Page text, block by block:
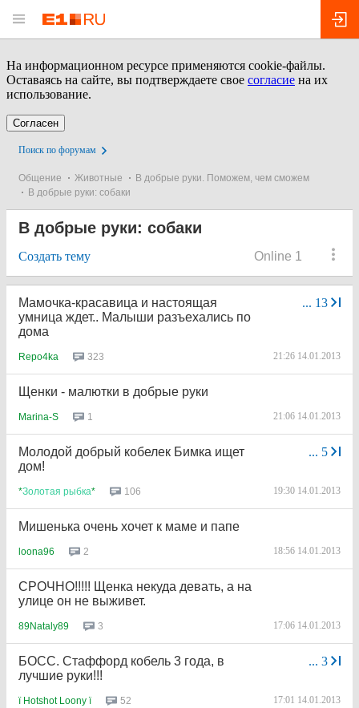
На информационном ресурсе применяются cookie-файлы.
Оставаясь на сайте, вы подтверждаете свое согласие на их
использование.
Согласен
Поиск по форумам
Общение Животные
В добрые руки. Поможем, чем сможем
В добрые руки: собаки
В добрые руки: собаки
Online 1
Создать тему
... 13
Мамочка-красавица и настоящая
умница ждет.. Малыши разъехались по
дома
Repo4ka 323 21:26 14.01.2013
Щенки - малютки в добрые руки
Marina-S 1 21:06 14.01.2013
... 5
Молодой добрый кобелек Бимка ищет
дом!
*Золотая рыбка* 106 19:30 14.01.2013
Мишенька очень хочет к маме и папе
loona96 2 18:56 14.01.2013
СРОЧНО!!!!! Щенка некуда девать, а на
улице он не выживет.
89Nataly89 3 17:06 14.01.2013
... 3
БОСС. Стаффорд кобель 3 года, в
лучшие руки!!!
ї Hotshot Loony ї 52 17:01 14.01.2013